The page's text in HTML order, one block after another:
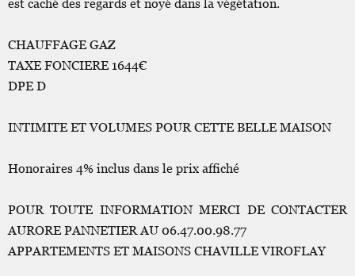
est caché des regards et noyé dans la végétation.
CHAUFFAGE GAZ
TAXE FONCIERE 1644€
DPE D
INTIMITE ET VOLUMES POUR CETTE BELLE MAISON
Honoraires 4% inclus dans le prix affiché
POUR TOUTE INFORMATION MERCI DE CONTACTER
AURORE PANNETIER AU 06.47.00.98.77
APPARTEMENTS ET MAISONS CHAVILLE VIROFLAY